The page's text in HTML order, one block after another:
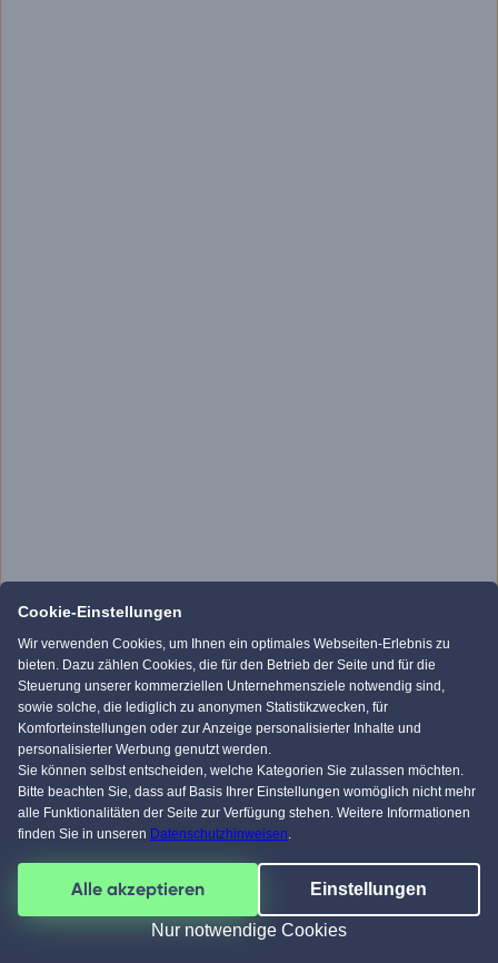
Cookie-Einstellungen
Wir verwenden Cookies, um Ihnen ein optimales Webseiten-Erlebnis zu
bieten. Dazu zählen Cookies, die für den Betrieb der Seite und für die
Steuerung unserer kommerziellen Unternehmensziele notwendig sind,
sowie solche, die lediglich zu anonymen Statistikzwecken, für
Komforteinstellungen oder zur Anzeige personalisierter Inhalte und
personalisierter Werbung genutzt werden.
Sie können selbst entscheiden, welche Kategorien Sie zulassen möchten.
Bitte beachten Sie, dass auf Basis Ihrer Einstellungen womöglich nicht mehr
alle Funktionalitäten der Seite zur Verfügung stehen. Weitere Informationen
finden Sie in unseren Datenschutzhinweisen.
Alle akzeptieren Einstellungen
Nur notwendige Cookies